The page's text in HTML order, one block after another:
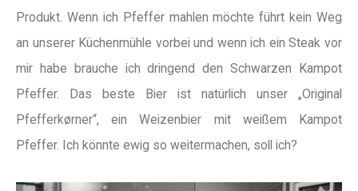
Produkt. Wenn ich Pfeffer mahlen möchte führt kein Weg
an unserer Küchenmühle vorbei und wenn ich ein Steak vor
mir habe brauche ich dringend den Schwarzen Kampot
Pfeffer. Das beste Bier ist natürlich unser „Original
Pfefferkørner“, ein Weizenbier mit weißem Kampot
Pfeffer. Ich könnte ewig so weitermachen, soll ich?